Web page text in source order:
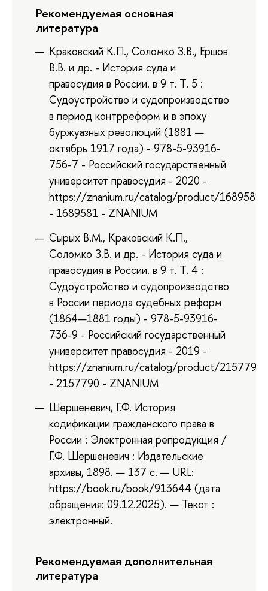
Рекомендуемая основная
литература
Краковский К.П., Соломко З.В., Ершов
В.В. и др. - История суда и
правосудия в России. в 9 т. Т. 5 :
Судоустройство и судопроизводство
в период контрреформ и в эпоху
буржуазных революций (1881 —
октябрь 1917 года) - 978-5-93916-
756-7 - Российский государственный
университет правосудия - 2020 -
https://znanium.ru/catalog/product/1689581
- 1689581 - ZNANIUM
Сырых В.М., Краковский К.П.,
Соломко З.В. и др. - История суда и
правосудия в России. в 9 т. Т. 4 :
Судоустройство и судопроизводство
в России периода судебных реформ
(1864—1881 годы) - 978-5-93916-
736-9 - Российский государственный
университет правосудия - 2019 -
https://znanium.ru/catalog/product/2157790
- 2157790 - ZNANIUM
Шершеневич, Г.Ф. История
кодификации гражданского права в
России : Электронная репродукция /
Г.Ф. Шершеневич : Издательские
архивы, 1898. — 137 с. — URL:
https://book.ru/book/913644 (дата
обращения: 09.12.2025). — Текст :
электронный.
Рекомендуемая дополнительная
литература